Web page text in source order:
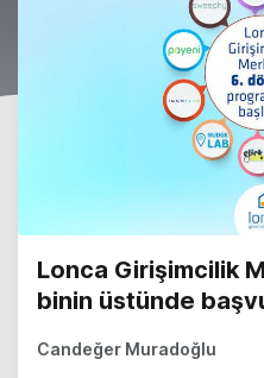
Lonca Girişimcilik
binin üstünde
Candeğer Muradoğlu